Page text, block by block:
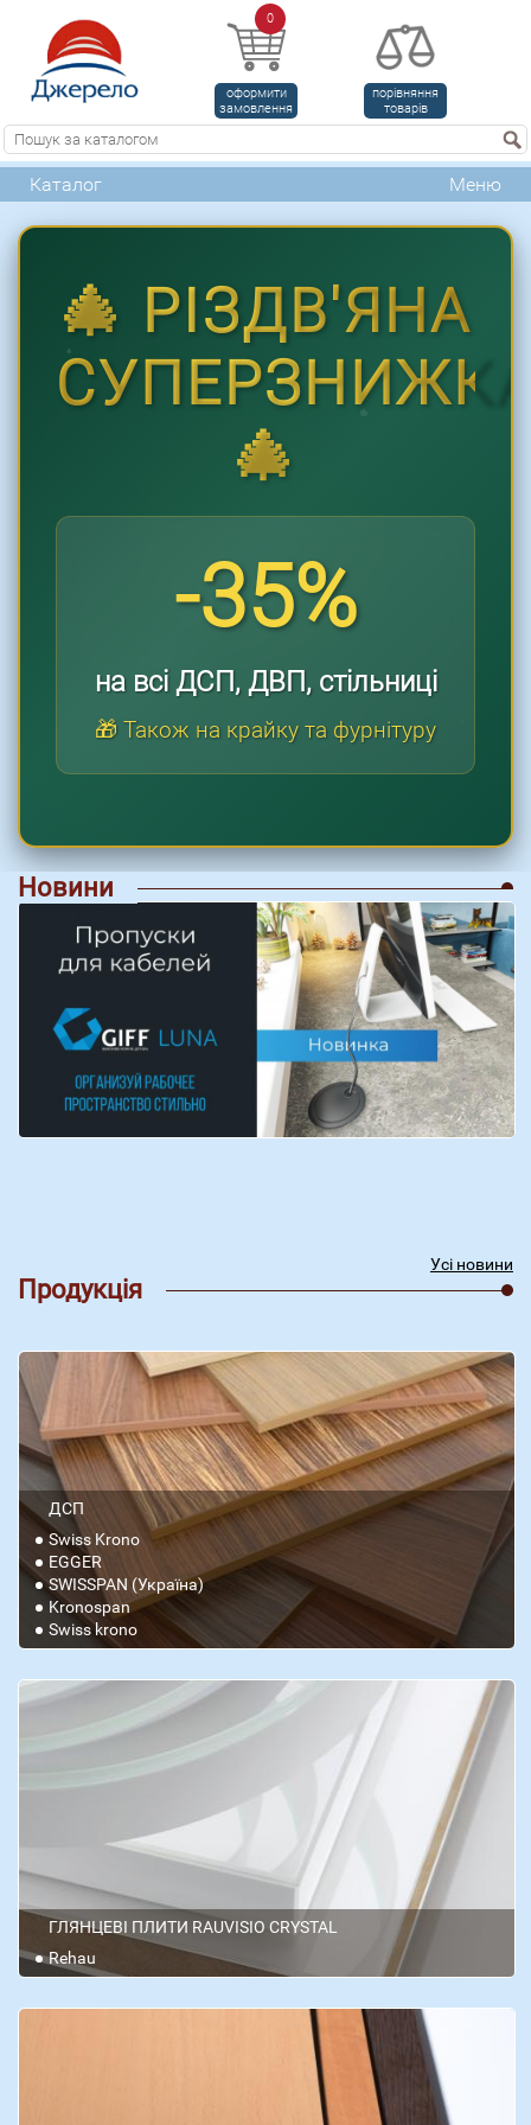
0
оформити
замовлення
порівняння
товарів
Каталог Меню
🎄 РІЗДВ'ЯНА
🎄
-35%
на всі ДСП, ДВП, стільниці
🎁 Також на крайку та фурнітуру
Новини
Усі новини
Продукція
ДСП
Swiss Krono
EGGER
SWISSPAN (Україна)
Kronospan
Swiss krono
ГЛЯНЦЕВІ ПЛИТИ RAUVISIO CRYSTAL
Rehau